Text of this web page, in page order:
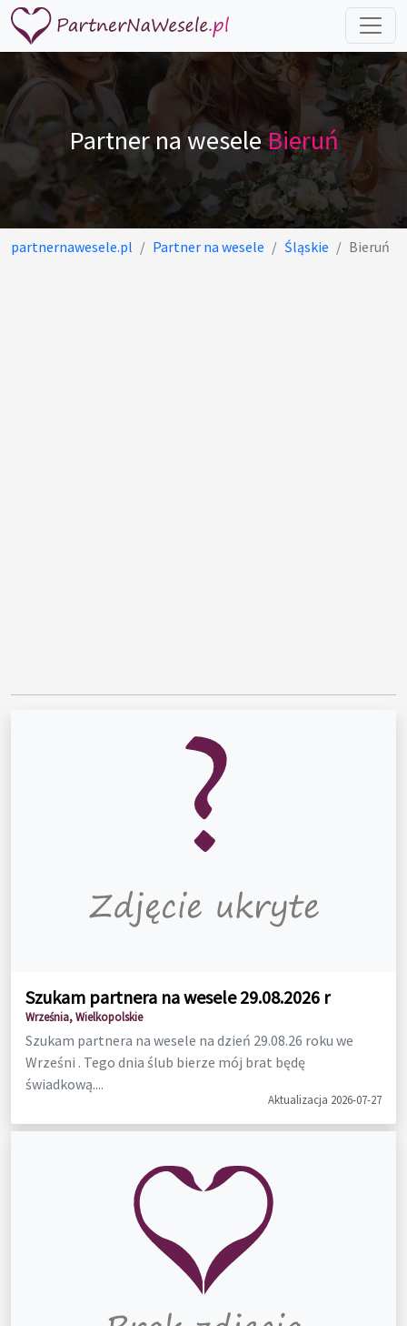
Partner na weseleBieruń
partnernawesele.pl Partner na wesele Śląskie Bieruń
Szukam partnera na wesele 29.08.2026 r
Września, Wielkopolskie
Szukam partnera na wesele na dzień 29.08.26 roku we
Wrześni . Tego dnia ślub bierze mój brat będę
świadkową....
Aktualizacja 2026-07-27